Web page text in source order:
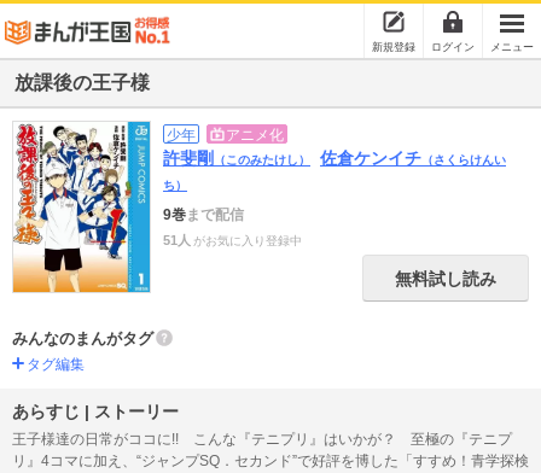
新規登録 ログイン メニュー
放課後の王子様
少年 アニメ化
許斐剛 （このみたけし） 佐倉ケンイチ （さくらけんい
ち）
9巻まで配信
51人 がお気に入り登録中
無料試し読み
みんなのまんがタグ
タグ編集
あらすじ | ストーリー
王子様達の日常がココに!! こんな『テニプリ』はいかが？ 至極の『テニプ
リ』4コマに加え、“ジャンプSQ．セカンド”で好評を博した「すすめ！青学探検